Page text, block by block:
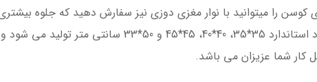
را میتوانید با نوار مغزی دوزی نیز سفارش دهید که جلوه
مستطیل و در ابعاد استاندارد 35*35،
کار شما عزیزان می باشد.